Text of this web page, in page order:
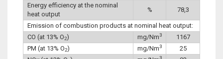
Energy efficiency at the nominal
heat output
% 78,3
Emission of combustion products at nominal heat output:
CO (at 13% O2) mg/Nm3
1167
PM (at 13% O2) mg/Nm3
25
3